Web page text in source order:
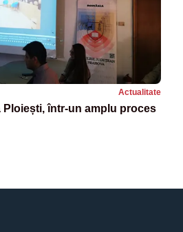
Actualitate
Ploiești, într-un amplu proces